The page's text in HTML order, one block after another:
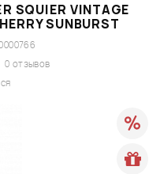
SQUIER VINTAGE
SUNBURST
0 отзывов